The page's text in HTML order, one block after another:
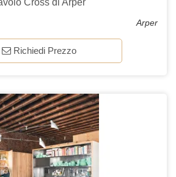
Cross di Arper
Arper
Richiedi Prezzo